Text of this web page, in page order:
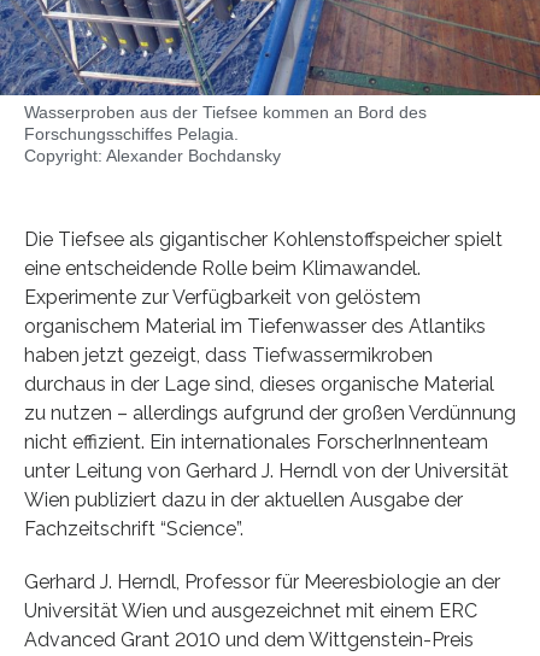
Wasserproben aus der Tiefsee kommen an Bord des
Forschungsschiffes Pelagia.
Copyright: Alexander Bochdansky
Die Tiefsee als gigantischer Kohlenstoffspeicher spielt
eine entscheidende Rolle beim Klimawandel.
Experimente zur Verfügbarkeit von gelöstem
organischem Material im Tiefenwasser des Atlantiks
haben jetzt gezeigt, dass Tiefwassermikroben
durchaus in der Lage sind, dieses organische Material
zu nutzen – allerdings aufgrund der großen Verdünnung
nicht effizient. Ein internationales ForscherInnenteam
unter Leitung von Gerhard J. Herndl von der Universität
Wien publiziert dazu in der aktuellen Ausgabe der
Fachzeitschrift “Science”.
Gerhard J. Herndl, Professor für Meeresbiologie an der
Universität Wien und ausgezeichnet mit einem ERC
Advanced Grant 2010 und dem Wittgenstein-Preis